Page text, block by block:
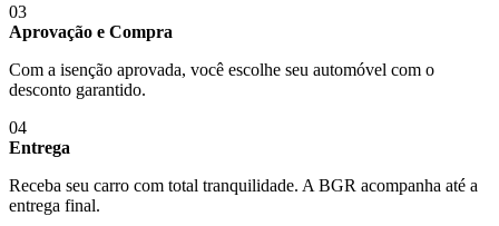
03
Aprovação e Compra
Com a isenção aprovada, você escolhe seu automóvel com o
desconto garantido.
04
Entrega
Receba seu carro com total tranquilidade. A BGR acompanha até a
entrega final.